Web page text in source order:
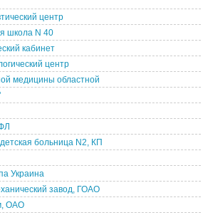
центр
школа N 40
кабинет
центр
медицины областной
больница N2, КП
Украина
завод, ГОАО
ОАО